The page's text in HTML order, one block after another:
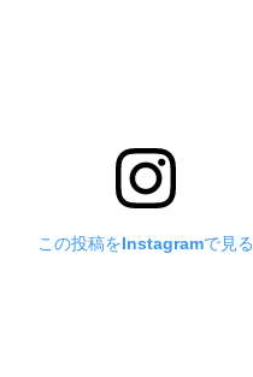
この投稿をInstagramで見る